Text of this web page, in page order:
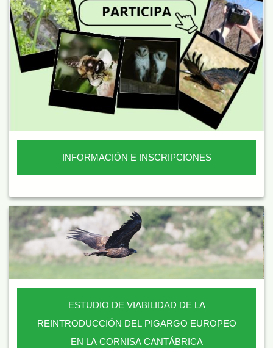
INFORMACIÓN E INSCRIPCIONES
ESTUDIO DE VIABILIDAD DE LA
REINTRODUCCIÓN DEL PIGARGO EUROPEO
EN LA CORNISA CANTÁBRICA